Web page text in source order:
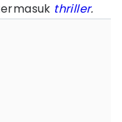
thriller.